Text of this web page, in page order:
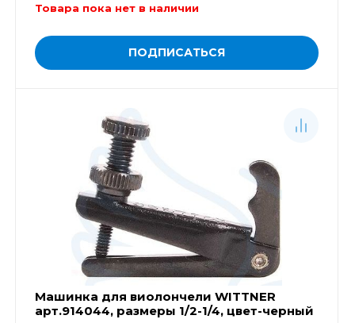
Товара пока нет в наличии
ПОДПИСАТЬСЯ
Машинка для виолончели WITTNER
арт.914044, размеры 1/2-1/4, цвет-черный